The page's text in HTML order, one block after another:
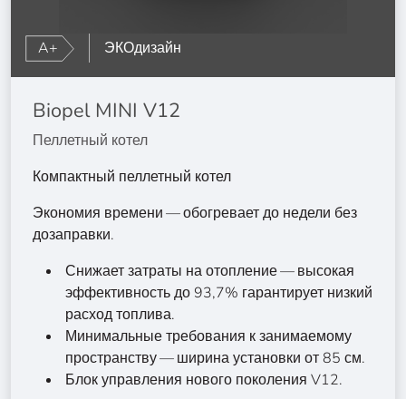
A+ ЭКОдизайн
Biopel MINI V12
Пеллетный котел
Компактный пеллетный котел
Экономия времени — обогревает до недели без
дозаправки.
Снижает затраты на отопление — высокая
эффективность до 93,7% гарантирует низкий
расход топлива.
Минимальные требования к занимаемому
пространству — ширина установки от 85 см.
Блок управления нового поколения V12.